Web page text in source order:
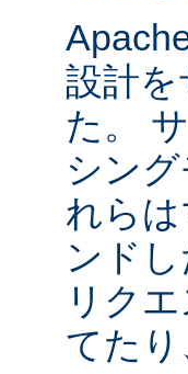
設計
た。
シン
れら
ンド
リク
てた